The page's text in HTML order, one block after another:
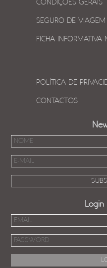
CONDIÇÕES GERAIS
SEGURO DE VIAGEM
FICHA INFORMATIVA
POLÍTICA DE
CONTACTOS